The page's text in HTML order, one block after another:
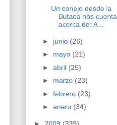
Un conejo desde la
Butaca nos cuenta
acerca de: A ...
► junio (26)
► mayo (21)
► abril (25)
► marzo (23)
► febrero (23)
► enero (34)
► 2009 (339)